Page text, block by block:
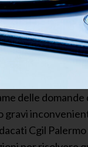
delle
gravi
Cgil